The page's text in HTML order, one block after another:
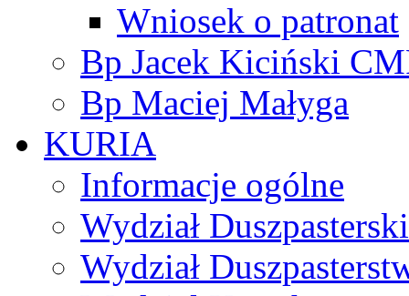
Wniosek o patronat
Bp Jacek Kiciński
Bp Maciej Małyga
KURIA
Informacje ogólne
Wydział Duszpasterski
Wydział